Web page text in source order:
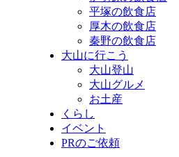
平塚の飲食店
厚木の飲食店
秦野の飲食店
大山に行こう
大山登山
大山グルメ
お土産
くらし
イベント
PRのご依頼